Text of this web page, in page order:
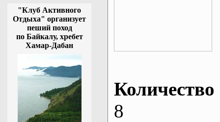
"Клуб Активного
Отдыха" организует
пеший поход
по Байкалу, хребет
Хамар-Дабан
Количество
8